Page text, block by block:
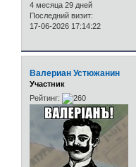
4 месяца 29 дней
Последний визит:
17-06-2026 17:14:22
Валериан Устюжанин
Участник
Рейтинг: